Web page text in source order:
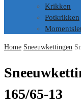
Krikken
Potkrikken
Home Sneeuwkettingen
165/65-13